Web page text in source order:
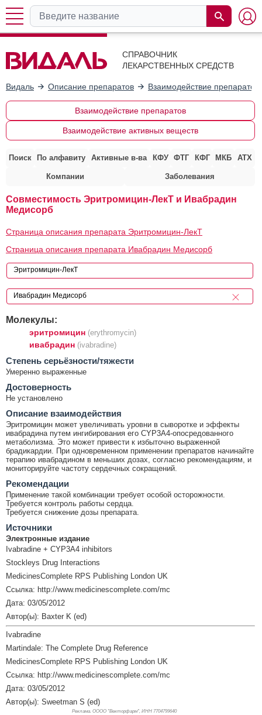
СПРАВОЧНИК
ЛЕКАРСТВЕННЫХ СРЕДСТВ
Видаль Описание препаратов Взаимодействие препаратов
Взаимодействие препаратов
Взаимодействие активных веществ
Поиск По алфавиту Активные в-ва КФУ ФТГ КФГ МКБ АТХ
Компании Заболевания
Совместимость Эритромицин-ЛекТ и Ивабрадин
Медисорб
Страница описания препарата Эритромицин-ЛекТ
Страница описания препарата Ивабрадин Медисорб
Молекулы:
эритромицин (erythromycin)
ивабрадин (ivabradine)
Cтепень серьёзности/тяжести
Умеренно выраженные
Достоверность
Не установлено
Описание взаимодействия
Эритромицин может увеличивать уровни в сыворотке и эффекты
ивабрадина путем ингибирования его CYP3A4-опосредованного
метаболизма. Это может привести к избыточно выраженной
брадикардии. При одновременном применении препаратов начинайте
терапию ивабрадином в меньших дозах, согласно рекомендациям, и
мониторируйте частоту сердечных сокращений.
Рекомендации
Применение такой комбинации требует особой осторожности.
Требуется контроль работы сердца.
Требуется снижение дозы препарата.
Источники
Электронные издание
Ivabradine + CYP3A4 inhibitors
Stockleys Drug Interactions
MedicinesComplete RPS Publishing London UK
Ссылка: http://www.medicinescomplete.com/mc
Дата: 03/05/2012
Автор(ы): Baxter K (ed)
Ivabradine
Martindale: The Complete Drug Reference
MedicinesComplete RPS Publishing London UK
Ссылка: http://www.medicinescomplete.com/mc
Дата: 03/05/2012
Автор(ы): Sweetman S (ed)
Реклама. ОООО "Векторфарм", ИНН 7704799640